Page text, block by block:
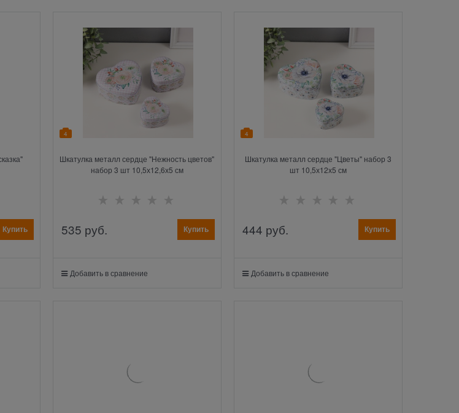
Купить
4
Шкатулка металл сердце "Нежность цветов"
набор 3 шт 10,5х12,6х5 см
535 руб. Купить
Добавить в сравнение
4
Шкатулка металл сердце "Цветы" набор 3
шт 10,5х12х5 см
444 руб. Купить
Добавить в сравнение